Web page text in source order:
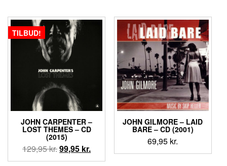
var:
99,95 kr..
er:
TILBUD!
JOHN CARPENTER ‎–
LOST THEMES – CD
(2015)
129,95kr.Den
oprindelige
99,95 kr.Den
aktuelle
JOHN GILMORE ‎– LAID
BARE – CD (2001)
69,95 kr.